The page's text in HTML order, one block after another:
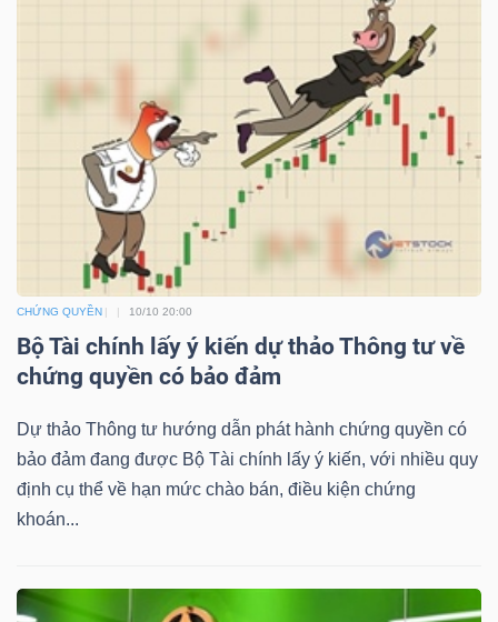
CHỨNG QUYỀN 10/10 20:00
Bộ Tài chính lấy ý kiến dự thảo Thông tư về
chứng quyền có bảo đảm
Dự thảo Thông tư hướng dẫn phát hành chứng quyền có
bảo đảm đang được Bộ Tài chính lấy ý kiến, với nhiều quy
định cụ thể về hạn mức chào bán, điều kiện chứng
khoán...
DÙNG
THIẾT
CHĂM
SỨC
KHỎE
TÀI